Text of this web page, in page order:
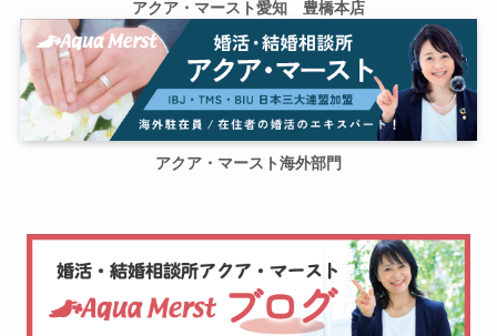
アクア・マースト愛知 豊橋本店
アクア・マースト海外部門